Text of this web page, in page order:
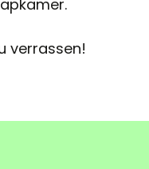
verrassen!